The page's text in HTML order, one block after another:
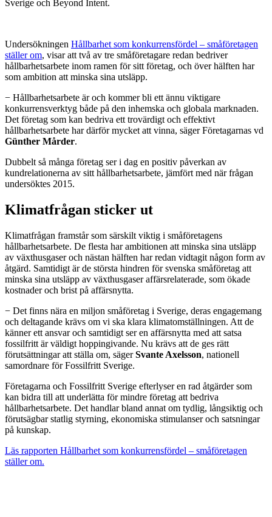
Sverige och Beyond Intent.
Undersökningen Hållbarhet som konkurrensfördel – småföretagen
ställer om, visar att två av tre småföretagare redan bedriver
hållbarhetsarbete inom ramen för sitt företag, och över hälften har
som ambition att minska sina utsläpp.
− Hållbarhetsarbete är och kommer bli ett ännu viktigare
konkurrensverktyg både på den inhemska och globala marknaden.
Det företag som kan bedriva ett trovärdigt och effektivt
hållbarhetsarbete har därför mycket att vinna, säger Företagarnas vd
Günther Mårder.
Dubbelt så många företag ser i dag en positiv påverkan av
kundrelationerna av sitt hållbarhetsarbete, jämfört med när frågan
undersöktes 2015.
Klimatfrågan sticker ut
Klimatfrågan framstår som särskilt viktig i småföretagens
hållbarhetsarbete. De flesta har ambitionen att minska sina utsläpp
av växthusgaser och nästan hälften har redan vidtagit någon form av
åtgärd. Samtidigt är de största hindren för svenska småföretag att
minska sina utsläpp av växthusgaser affärsrelaterade, som ökade
kostnader och brist på affärsnytta.
− Det finns nära en miljon småföretag i Sverige, deras engagemang
och deltagande krävs om vi ska klara klimatomställningen. Att de
känner ett ansvar och samtidigt ser en affärsnytta med att satsa
fossilfritt är väldigt hoppingivande. Nu krävs att de ges rätt
förutsättningar att ställa om, sägerSvante Axelsson, nationell
samordnare för Fossilfritt Sverige.
Företagarna och Fossilfritt Sverige efterlyser en rad åtgärder som
kan bidra till att underlätta för mindre företag att bedriva
hållbarhetsarbete. Det handlar bland annat om tydlig, långsiktig och
förutsägbar statlig styrning, ekonomiska stimulanser och satsningar
på kunskap.
Läs rapporten Hållbarhet som konkurrensfördel – småföretagen
ställer om.